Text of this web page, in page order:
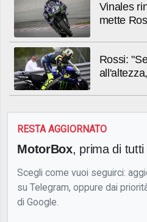
Vinales
mette
Rossi:
RESTA AGGIORNATO
MotorBox, prima di tutti
Scegli come vuoi seguirci:
su Telegram, oppure dai
di Google.